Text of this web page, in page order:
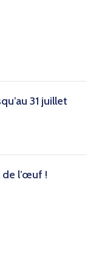
31 juillet
l’œuf !